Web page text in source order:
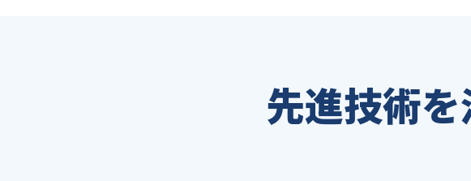
先進技術